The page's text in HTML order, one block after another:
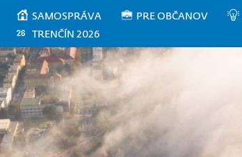
SAMOSPRÁVA PRE OBČANOV
TRENČÍN 2026